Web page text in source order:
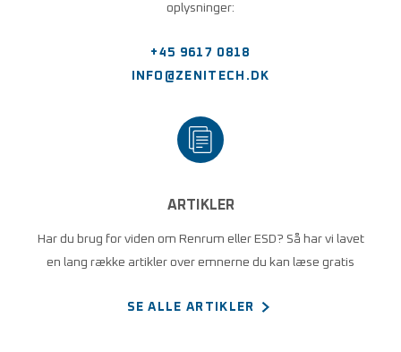
oplysninger:
+45 9617 0818
INFO@ZENITECH.DK
ARTIKLER
Har du brug for viden om Renrum eller ESD? Så har vi lavet
en lang række artikler over emnerne du kan læse gratis
SE ALLE ARTIKLER